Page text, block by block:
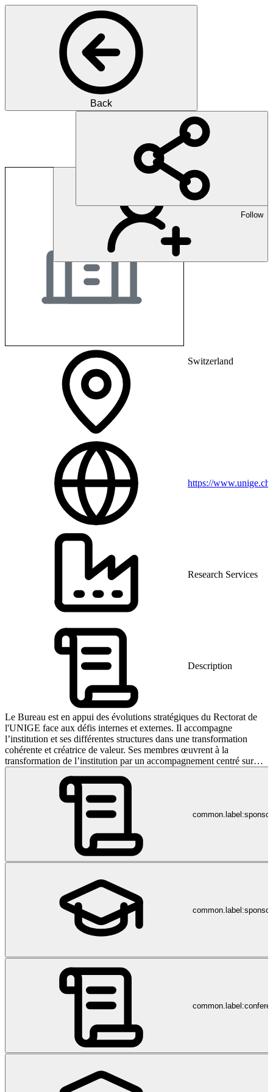
Back
Follow
Bureau de la
Switzerland
https://www.unige.ch/
Research Services
Description
Le Bureau est en appui des évolutions stratégiques du Rectorat de
l'UNIGE face aux défis internes et externes. Il accompagne
l’institution et ses différentes structures dans une transformation
cohérente et créatrice de valeur. Ses membres œuvrent à la
transformation de l’institution par un accompagnement centré sur
l’humain, permettant à la communauté de s’améliorer et d’améliorer
l’institution. A cette fin, le Bureau fournit des solutions agiles,
innovantes et méthodologiquement rigoureuses. Le BT est une
structure de l'Université de Genève rattachée au Secrétariat Général.
Ses prestations sont organisées autour de trois pôles d’activité avec,
pôles contribuent à la réalisation des missions du Bureau.